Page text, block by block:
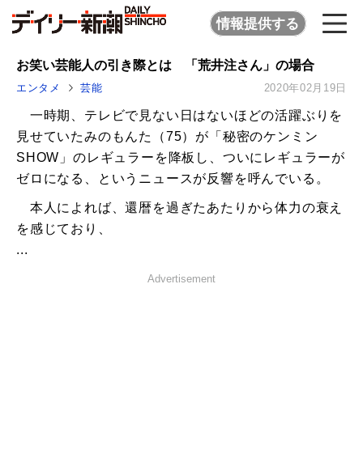
情報提供する
お笑い芸能人の引き際とは 「荒井注さん」の場合
エンタメ 芸能 2020年02月19日
一時期、テレビで見ない日はないほどの活躍ぶりを
見せていたみのもんた（75）が「秘密のケンミン
SHOW」のレギュラーを降板し、ついにレギュラーが
ゼロになる、というニュースが反響を呼んでいる。
本人によれば、還暦を過ぎたあたりから体力の衰え
を感じており、
...
Advertisement